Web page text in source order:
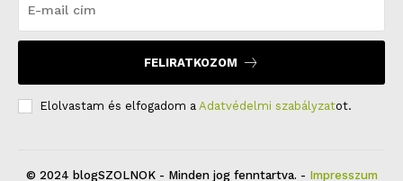
FELIRATKOZOM
Elolvastam és elfogadom a Adatvédelmi szabályzatot.
© 2024 blogSZOLNOK - Minden jog fenntartva. - Impresszum